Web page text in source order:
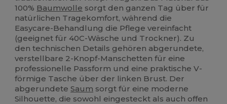
100% Baumwolle sorgt den ganzen Tag über für
natürlichen Tragekomfort, während die
Easycare-Behandlung die Pflege vereinfacht
(geeignet für 40C-Wäsche und Trockner). Zu
den technischen Details gehören abgerundete,
verstellbare 2-Knopf-Manschetten für eine
professionelle Passform und eine praktische V-
förmige Tasche über der linken Brust. Der
abgerundeteSaum sorgt für eine moderne
Silhouette, die sowohl eingesteckt als auch offen